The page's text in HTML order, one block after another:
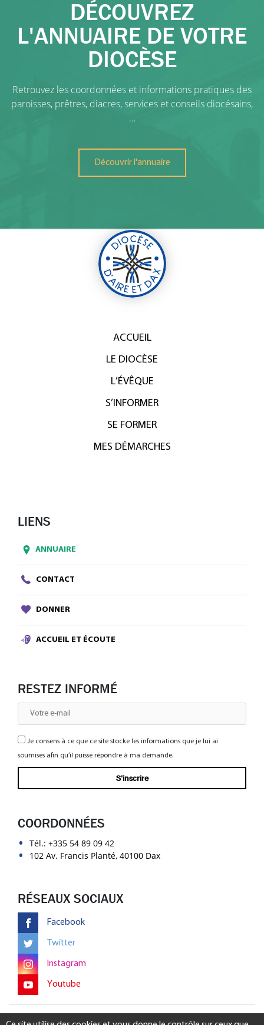
DÉCOUVREZ
L'ANNUAIRE DE VOTRE
DIOCÈSE
Retrouvez les coordonnées et informations pratiques des
paroisses, prêtres, diacres, services et conseils diocésains,
…
Découvrir l'annuaire
ACCUEIL
LE DIOCÈSE
L’ÉVÊQUE
S’INFORMER
SE FORMER
MES DÉMARCHES
LIENS
ANNUAIRE
CONTACT
DONNER
ACCUEIL ET ÉCOUTE
RESTEZ INFORMÉ
Je consens à ce que ce site stocke les informations que je lui ai
soumises afin qu’il puisse répondre à ma demande.
COORDONNÉES
Tél.: +335 54 89 09 42
102 Av. Francis Planté, 40100 Dax
RÉSEAUX SOCIAUX
Facebook
Twitter
Instagram
Youtube
Mentions légales -Gérer mon consentement